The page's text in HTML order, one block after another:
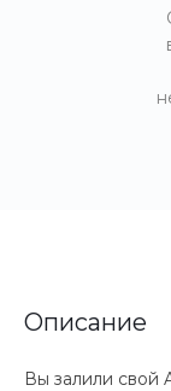
Описание
Вы залили свой